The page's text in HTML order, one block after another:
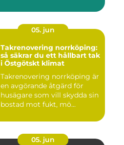
05. jun
Takrenovering norrköping:
så säkrar du ett hållbart tak
i Östgötskt klimat
Takrenovering norrköping är
en avgörande åtgärd för
husägare som vill skydda sin
bostad mot fukt, mö...
05. jun